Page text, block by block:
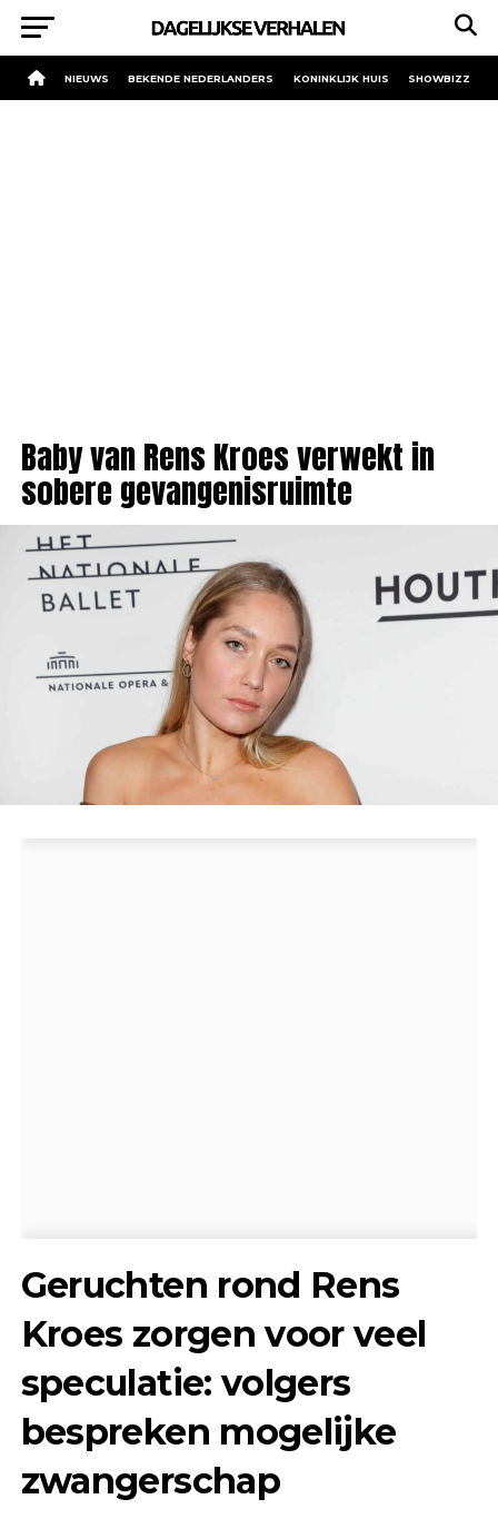
NIEUWS BEKENDE NEDERLANDERS KONINKLIJK HUIS SHOWBIZZ
Baby van Rens Kroes verwekt in
sobere gevangenisruimte
Geruchten rond Rens
Kroes zorgen voor veel
speculatie: volgers
bespreken mogelijke
zwangerschap